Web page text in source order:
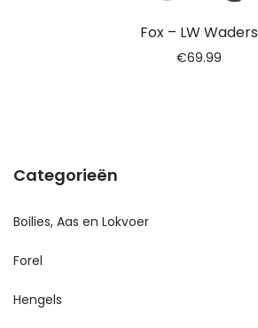
Fox – LW Waders
€69.99
Categorieën
Boilies, Aas en Lokvoer
Forel
Hengels